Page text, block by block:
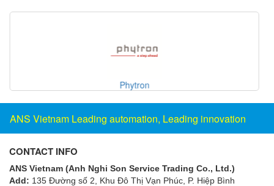
Felm
FESTO
FHF (EATON Crouse-Hinds)
Fife/ Maxcess
Rehsler Kühlsysteme GmbH
ANS Vietnam Leading automation, Leading innovation
CONTACT INFO
ANS Vietnam (Anh Nghi Son Service Trading Co., Ltd.)
Add: 135 Đường số 2, Khu Đô Thị Vạn Phúc, P. Hiệp Bình